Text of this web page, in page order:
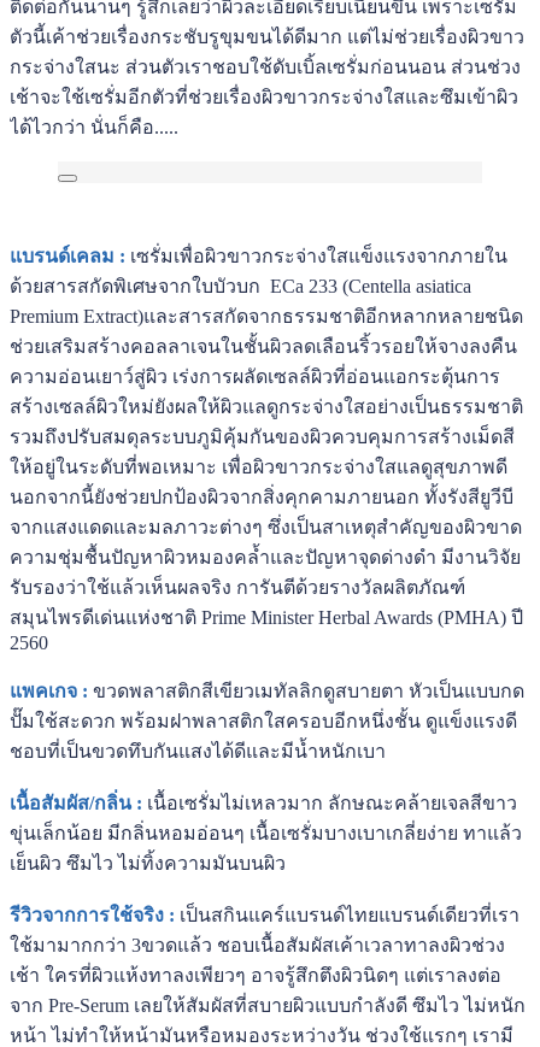
ติดต่อกันนานๆ รู้สึกเลยว่าผิวละเอียดเรียบเนียนขึ้น เพราะเซรั่ม
ตัวนี้เค้าช่วยเรื่องกระชับรูขุมขนได้ดีมาก แต่ไม่ช่วยเรื่องผิวขาว
กระจ่างใสนะ ส่วนตัวเราชอบใช้ดับเบิ้ลเซรั่มก่อนนอน ส่วนช่วง
เช้าจะใช้เซรั่มอีกตัวที่ช่วยเรื่องผิวขาวกระจ่างใสและซึมเข้าผิว
ได้ไวกว่า นั่นก็คือ.....
แบรนด์เคลม : เซรั่มเพื่อผิวขาวกระจ่างใสแข็งแรงจากภายใน
ด้วยสารสกัดพิเศษจากใบบัวบก ECa 233 (Centella asiatica
Premium Extract)และสารสกัดจากธรรมชาติอีกหลากหลายชนิด
ช่วยเสริมสร้างคอลลาเจนในชั้นผิวลดเลือนริ้วรอยให้จางลงคืน
ความอ่อนเยาว์สู่ผิว เร่งการผลัดเซลล์ผิวที่อ่อนแอกระตุ้นการ
สร้างเซลล์ผิวใหม่ยังผลให้ผิวแลดูกระจ่างใสอย่างเป็นธรรมชาติ
รวมถึงปรับสมดุลระบบภูมิคุ้มกันของผิวควบคุมการสร้างเม็ดสี
ให้อยู่ในระดับที่พอเหมาะ เพื่อผิวขาวกระจ่างใสแลดูสุขภาพดี
นอกจากนี้ยังช่วยปกป้องผิวจากสิ่งคุกคามภายนอก ทั้งรังสียูวีบี
จากแสงแดดและมลภาวะต่างๆ ซึ่งเป็นสาเหตุสำคัญของผิวขาด
ความชุ่มชื้นปัญหาผิวหมองคล้ำและปัญหาจุดด่างดำ มีงานวิจัย
รับรองว่าใช้แล้วเห็นผลจริง การันตีด้วยรางวัลผลิตภัณฑ์
สมุนไพรดีเด่นแห่งชาติ Prime Minister Herbal Awards (PMHA) ปี
2560
แพคเกจ : ขวดพลาสติกสีเขียวเมทัลลิกดูสบายตา หัวเป็นแบบกด
ปั๊มใช้สะดวก พร้อมฝาพลาสติกใสครอบอีกหนึ่งชั้น ดูแข็งแรงดี
ชอบที่เป็นขวดทึบกันแสงได้ดีและมีน้ำหนักเบา
เนื้อสัมผัส/กลิ่น : เนื้อเซรั่มไม่เหลวมาก ลักษณะคล้ายเจลสีขาว
ขุ่นเล็กน้อย มีกลิ่นหอมอ่อนๆ เนื้อเซรั่มบางเบาเกลี่ยง่าย ทาแล้ว
เย็นผิว ซึมไว ไม่ทิ้งความมันบนผิว
รีวิวจากการใช้จริง : เป็นสกินแคร์แบรนด์ไทยแบรนด์เดียวที่เรา
ใช้มามากกว่า 3ขวดแล้ว ชอบเนื้อสัมผัสเค้าเวลาทาลงผิวช่วง
เช้า ใครที่ผิวแห้งทาลงเพียวๆ อาจรู้สึกตึงผิวนิดๆ แต่เราลงต่อ
จาก Pre-Serum เลยให้สัมผัสที่สบายผิวแบบกำลังดี ซึมไว ไม่หนัก
หน้า ไม่ทำให้หน้ามันหรือหมองระหว่างวัน ช่วงใช้แรกๆ เรามี